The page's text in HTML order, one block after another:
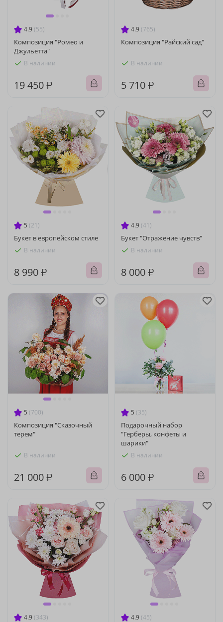
4.9 (55)
Композиция "Ромео и
Джульетта"
В наличии
19 450 ₽
4.9 (765)
Композиция "Райский сад"
В наличии
5 710 ₽
5 (21)
Букет в европейском стиле
В наличии
8 990 ₽
4.9 (41)
Букет "Отражение чувств"
В наличии
8 000 ₽
5 (700)
Композиция "Сказочный
терем"
В наличии
21 000 ₽
5 (35)
Подарочный набор
"Герберы, конфеты и
шарики"
В наличии
6 000 ₽
4.9 (343) 4.9 (45)